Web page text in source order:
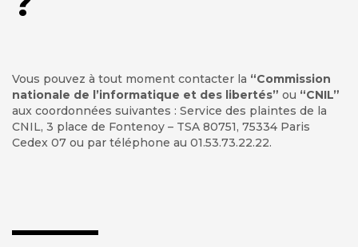
Vous pouvez à tout moment contacter la “Commission
nationale de l’informatique et des libertés” ou “CNIL”
aux coordonnées suivantes : Service des plaintes de la
CNIL, 3 place de Fontenoy – TSA 80751, 75334 Paris
Cedex 07 ou par téléphone au 01.53.73.22.22.